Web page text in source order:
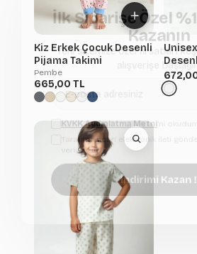
Kiz Erkek Çocuk Desenli
Pijama Takimi
Pembe
665,00 TL
İlk Siparişe Özel
Kazanın
Yeni sitemize özel fırsatları
alışverişe
KVKK Aydınlatma Metni
Tarafıma ticari elektronik ileti
veriyorum.
İndirimi Kazan !